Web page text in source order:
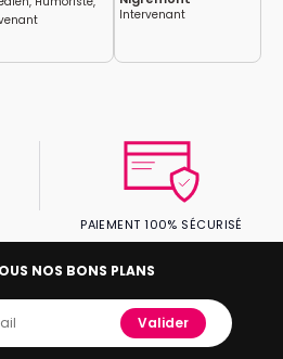
Intervenant
PAIEMENT 100% SÉCURISÉ
NOS BONS PLANS
Valider